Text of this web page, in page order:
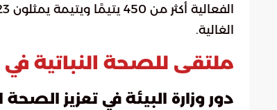
الغالية.
ملتقى للصحة النباتية في
دور وزارة البيئة في تعزيز الصحة